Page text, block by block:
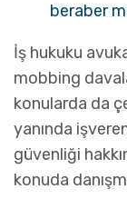
beraber
İş hukuku
mobbing
konularda da
yanında
güvenliği
konuda